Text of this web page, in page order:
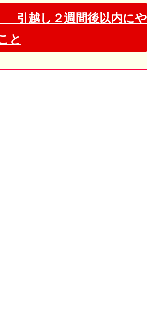
越し２週間後以内にや
と